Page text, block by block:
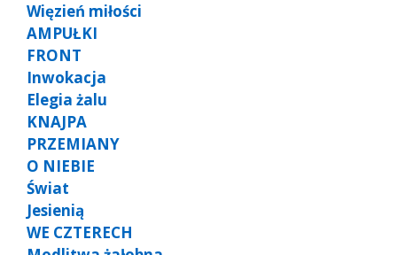
Więzień miłości
AMPUŁKI
FRONT
Inwokacja
Elegia żalu
KNAJPA
PRZEMIANY
O NIEBIE
Świat
Jesienią
WE CZTERECH